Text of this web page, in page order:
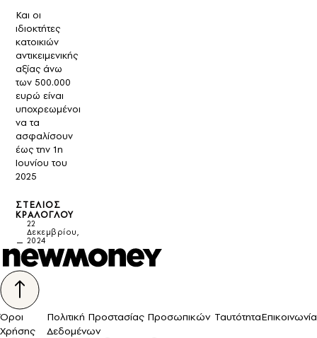
Και οι
ιδιοκτήτες
κατοικιών
αντικειμενικής
αξίας άνω
των 500.000
ευρώ είναι
υποχρεωμένοι
να τα
ασφαλίσουν
έως την 1η
Ιουνίου του
2025
ΣΤΈΛΙΟΣ
ΚΡΆΛΟΓΛΟΥ
22
Δεκεμβρίου,
2024
Όροι
Χρήσης
Πολιτική Προστασίας Προσωπικών
Δεδομένων
ΤαυτότηταΕπικοινωνία